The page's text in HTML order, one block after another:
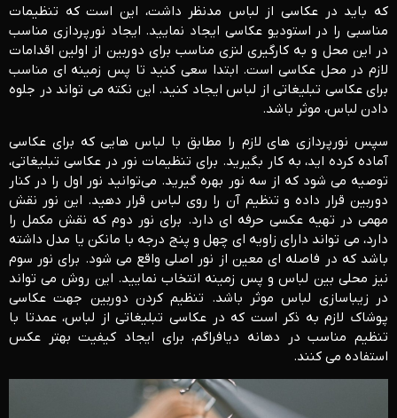
که باید در عکاسی از لباس مدنظر داشت، این است که تنظیمات
مناسبی را در استودیو عکاسی ایجاد نمایید. ایجاد نورپردازی مناسب
در این محل و به کارگیری لنزی مناسب برای دوربین از اولین اقدامات
لازم در محل عکاسی است. ابتدا سعی کنید تا پس زمینه ای مناسب
برای عکاسی تبلیغاتی از لباس ایجاد کنید. این نکته می تواند در جلوه
دادن لباس، موثر باشد.
سپس نورپردازی های لازم را مطابق با لباس هایی که برای عکاسی
آماده کرده اید، به کار بگیرید. برای تنظیمات نور در عکاسی تبلیغاتی،
توصیه می شود که از سه نور بهره گیرید. می‌توانید نور اول را در کنار
دوربین قرار داده و تنظیم آن را روی لباس قرار دهید. این نور نقش
مهمی در تهیه عکسی حرفه ای دارد. برای نور دوم که نقش مکمل را
دارد، می تواند دارای زاویه ای چهل و پنج درجه با مانکن یا مدل داشته
باشد که در فاصله ای معین از نور اصلی واقع می شود. برای نور سوم
نیز محلی بین لباس و پس زمینه انتخاب نمایید. این روش می تواند
در زیباسازی لباس موثر باشد. تنظیم کردن دوربین جهت عکاسی
پوشاک لازم به ذکر است که در عکاسی تبلیغاتی از لباس، عمدتا با
تنظیم مناسب در دهانه دیافراگم، برای ایجاد کیفیت بهتر عکس
استفاده می کنند.